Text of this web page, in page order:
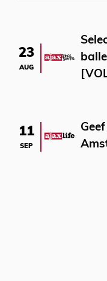
23
AUG
11
SEP